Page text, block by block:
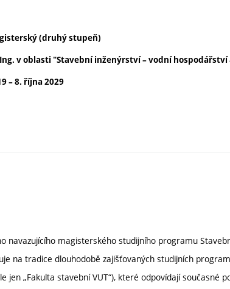
(druhý stupeň)
Ing. v oblasti "Stavební inženýrství – vodní
–8. října 2029
navazujícího magisterského studijního programu
na tradice dlouhodobě zajišťovaných studijních
jen „Fakulta stavební VUT“), které odpovídají současné